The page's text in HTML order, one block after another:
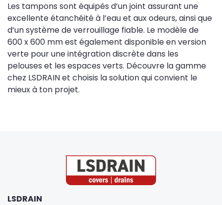
Les tampons sont équipés d’un joint assurant une
excellente étanchéité à l’eau et aux odeurs, ainsi que
d’un système de verrouillage fiable. Le modèle de
600 x 600 mm est également disponible en version
verte pour une intégration discrète dans les
pelouses et les espaces verts. Découvre la gamme
chez LSDRAIN et choisis la solution qui convient le
mieux à ton projet.
LSDRAIN